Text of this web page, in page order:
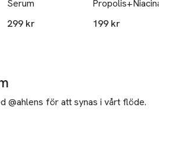
Serum
299 kr
199 kr
@ahlens för att synas i vårt flöde.